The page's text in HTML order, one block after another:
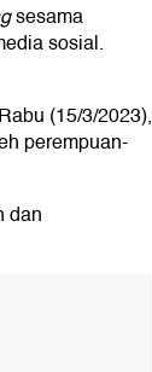
sesama
sosial.
(15/3/2023),
perempuan-
dan